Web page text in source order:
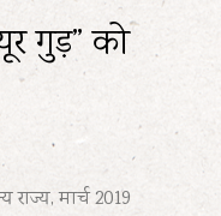
गुड़” को
राज्य,मार्च 2019